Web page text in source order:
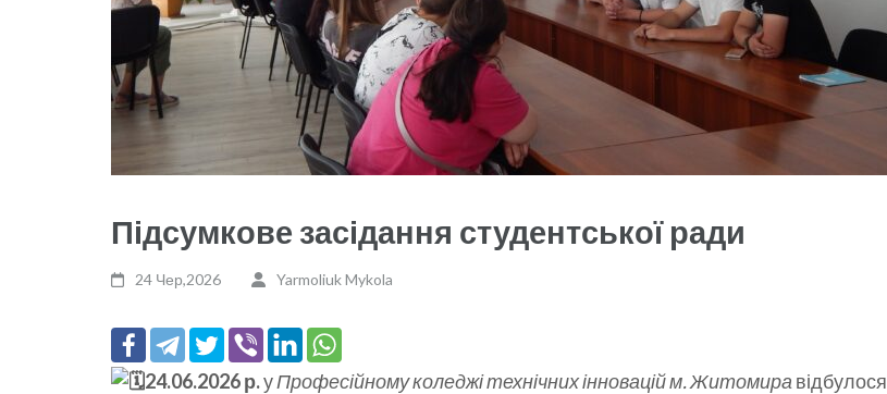
Підсумкове засідання студентської ради
24 Чер,2026 Yarmoliuk Mykola
24.06.2026 р.уПрофесійному коледжі технічних інновацій м. Житомира відбулося